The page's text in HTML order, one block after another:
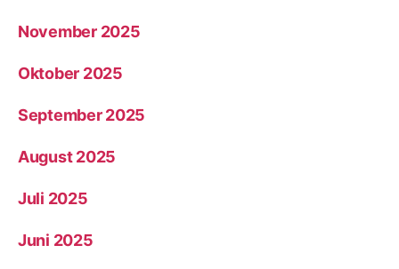
November 2025
Oktober 2025
September 2025
August 2025
Juli 2025
Juni 2025